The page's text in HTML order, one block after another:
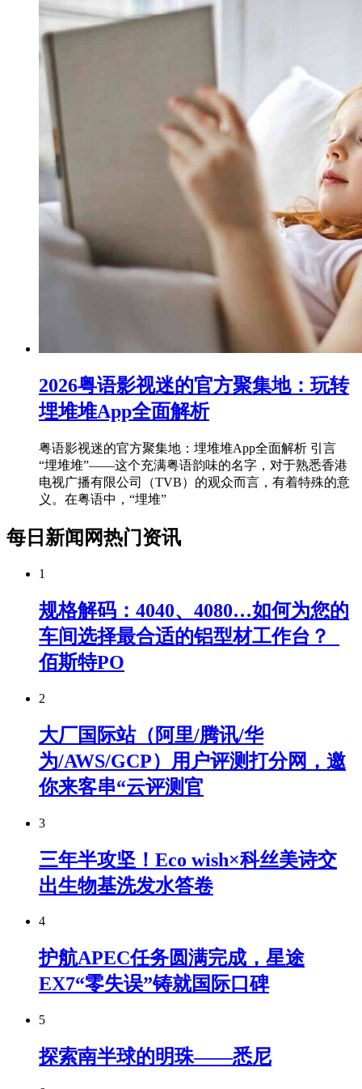
2026粤语影视迷的官方聚集地：玩转
埋堆堆App全面解析
粤语影视迷的官方聚集地：埋堆堆App全面解析 引言
“埋堆堆”——这个充满粤语韵味的名字，对于熟悉香港
电视广播有限公司（TVB）的观众而言，有着特殊的意
义。在粤语中，“埋堆”
每日新闻网热门资讯
1
规格解码：4040、4080…如何为您的
车间选择最合适的铝型材工作台？_
佰斯特PO
2
大厂国际站（阿里/腾讯/华
为/AWS/GCP）用户评测打分网，邀
你来客串“云评测官
3
三年半攻坚！Eco wish×科丝美诗交
出生物基洗发水答卷
4
护航APEC任务圆满完成，星途
EX7“零失误”铸就国际口碑
5
探索南半球的明珠——悉尼